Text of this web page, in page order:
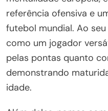
referência ofensiva e
futebol mundial. Ao
como um jogador
pelas pontas quanto
demonstrando
idade.